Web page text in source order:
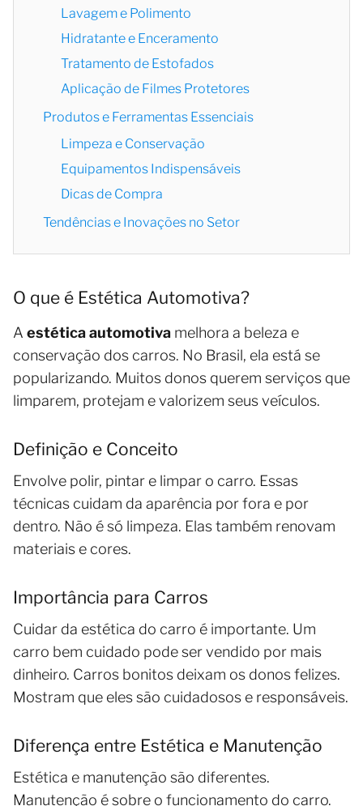
Lavagem e Polimento
Hidratante e Enceramento
Tratamento de Estofados
Aplicação de Filmes Protetores
Produtos e Ferramentas Essenciais
Limpeza e Conservação
Equipamentos Indispensáveis
Dicas de Compra
Tendências e Inovações no Setor
O que é Estética Automotiva?
A estética automotiva melhora a beleza e
conservação dos carros. No Brasil, ela está se
popularizando. Muitos donos querem serviços que
limparem, protejam e valorizem seus veículos.
Definição e Conceito
Envolve polir, pintar e limpar o carro. Essas
técnicas cuidam da aparência por fora e por
dentro. Não é só limpeza. Elas também renovam
materiais e cores.
Importância para Carros
Cuidar da estética do carro é importante. Um
carro bem cuidado pode ser vendido por mais
dinheiro. Carros bonitos deixam os donos felizes.
Mostram que eles são cuidadosos e responsáveis.
Diferença entre Estética e Manutenção
Estética e manutenção são diferentes.
Manutenção é sobre o funcionamento do carro.